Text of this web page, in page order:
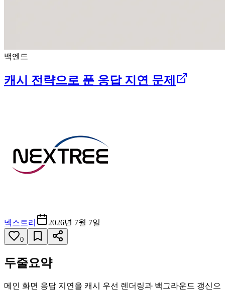
백엔드
캐시 전략으로 푼 응답 지연 문제
넥스트리 2026년 7월 7일
0
두줄요약
메인 화면 응답 지연을 캐시 우선 렌더링과 백그라운드 갱신으